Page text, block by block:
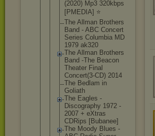
(2020) Mp3 320kbps
[PMEDIA] ⭐️
The Allman Brothers
Band - ABC Concert
Series Columbia MD
1979 ak320
The Allman Brothers
Band -The Beacon
Theater Final
Concert(3-CD) 2014
The Bedlam in
Goliath
The Eagles -
Discography 1972 -
2007 + eXtras
CDRips [Bubanee]
The Moody Blues -